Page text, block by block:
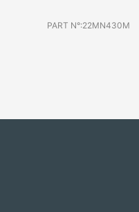
PART N°:22MN430M